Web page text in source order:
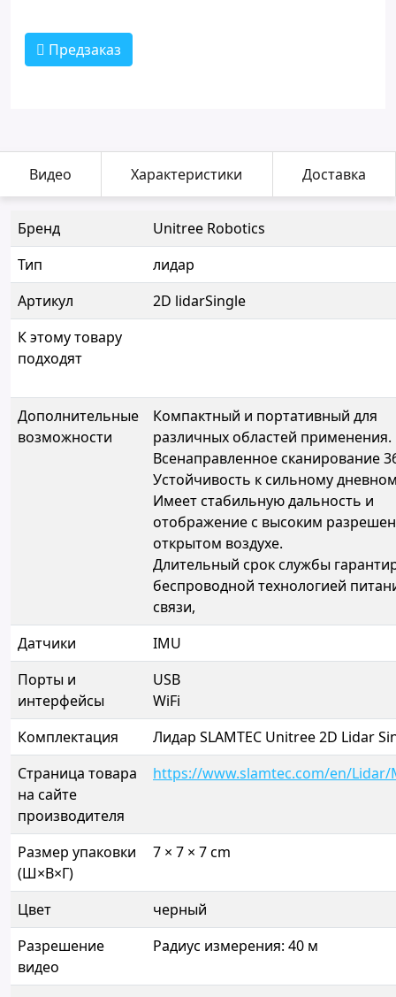
Предзаказ
Видео Характеристики Доставка
Бренд
Unitree Robotics
Тип
лидар
Артикул
2D lidarSingle
К этому товару
подходят
Дополнительные
возможности
Компактный и портативный для
различных областей применения.
Всенаправленное сканирование
Устойчивость к сильному
Имеет стабильную дальность и
отображение с высоким
открытом воздухе.
Длительный срок службы
беспроводной технологией
связи,
Датчики
IMU
Порты и
интерфейсы
USB
WiFi
Комплектация
Лидар SLAMTEC Unitree 2D Lidar
Страница товара
на сайте
производителя
https://www.slamtec.com/en/
Размер упаковки
(Ш×В×Г)
7 × 7 × 7 cm
Цвет
черный
Разрешение
видео
Радиус измерения: 40 м